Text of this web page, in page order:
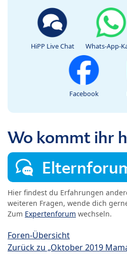
HiPP Live Chat Whats-App-
Facebook
Wo kommt ihr
Hier findest du Erfahrungen
weiteren Fragen, wende dich
Zum Expertenforum wechseln.
Foren-Übersicht
Zurück zu „Oktober 2019